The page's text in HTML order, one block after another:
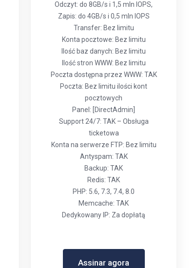
Odczyt: do 8GB/s i 1,5 mln IOPS,
Zapis: do 4GB/s i 0,5 mln IOPS
Transfer: Bez limitu
Konta pocztowe: Bez limitu
Ilość baz danych: Bez limitu
Ilość stron WWW: Bez limitu
Poczta dostępna przez WWW: TAK
Poczta: Bez limitu ilości kont
pocztowych
Panel: [DirectAdmin]
Support 24/7: TAK – Obsługa
ticketowa
Konta na serwerze FTP: Bez limitu
Antyspam: TAK
Backup: TAK
Redis: TAK
PHP: 5.6, 7.3, 7.4, 8.0
Memcache: TAK
Dedykowany IP: Za dopłatą
Assinar agora